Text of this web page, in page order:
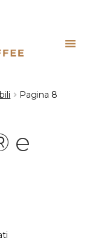
Pagina 8
e
Popolarità